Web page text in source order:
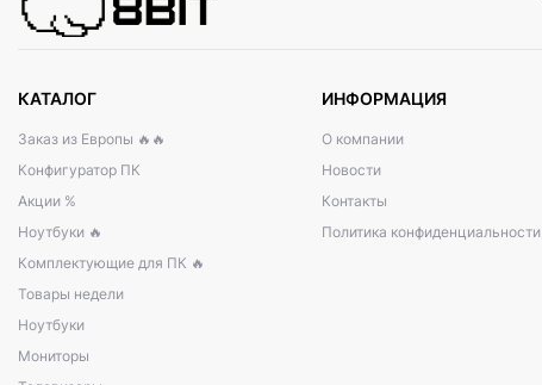
КАТАЛОГ
Заказ из Европы 🔥🔥
Конфигуратор ПК
Акции %
Ноутбуки 🔥
Комплектующие для ПК 🔥
Товары недели
Ноутбуки
Мониторы
ИНФОРМАЦИЯ
О компании
Новости
Контакты
Политика конфиденциальности